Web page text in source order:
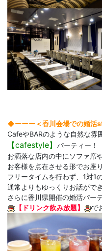
◆ーーー＜香川会場での婚活
CafeやBARのような自然な雰
【cafestyle】 パーティー！
お洒落な店内の中にソファ席
お客様を点在させる形でお座
フリータイムを行わず、1対1
通常よりもゆっくりお話がで
さらに香川県開催の婚活パー
【ドリンク飲み放題】
で